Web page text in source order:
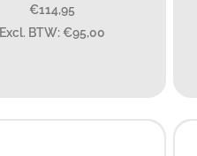
€114,95
Excl. BTW: €95,00